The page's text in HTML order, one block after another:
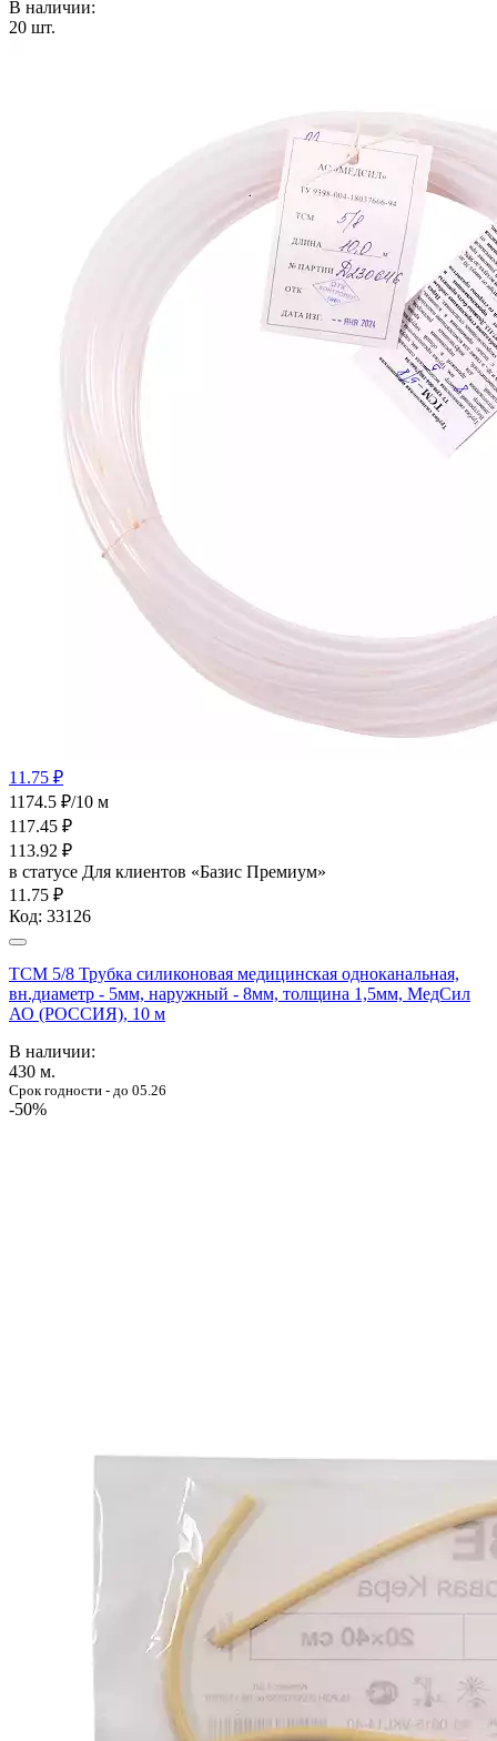
В наличии:
20 шт.
11.75 ₽
1174.5 ₽/10 м
117.45 ₽
113.92 ₽
в статусе Для клиентов «Базис Премиум»
11.75 ₽
Код: 33126
ТСМ 5/8 Трубка силиконовая медицинская одноканальная,
вн.диаметр - 5мм, наружный - 8мм, толщина 1,5мм, МедСил
АО (РОССИЯ), 10 м
В наличии:
430 м.
Срок годности - до 05.26
-50%